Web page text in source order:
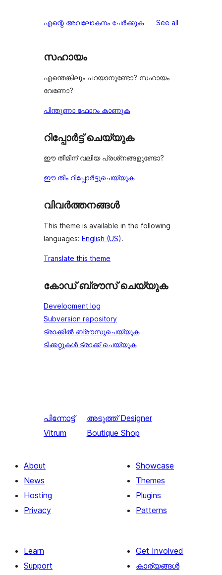
എന്റെ അവലോകനം ചേർക്കുക See all
സഹായം
എന്തെങ്കിലും പറയാനുണ്ടോ? സഹായം
വേണോ?
പിന്തുണാ ഫോറം കാണുക
റിപ്പോർട്ട് ചെയ്യുക
ഈ തീമിന് വലിയ പ്രശ്‌നങ്ങളുണ്ടോ?
ഈ തീം റിപ്പോർട്ടുചെയ്യുക
വിവർത്തനങ്ങൾ
This theme is available in the following
languages: English (US).
Translate this theme
കോഡ് ബ്രൗസ് ചെയ്യുക
Development log
Subversion repository
ട്രാക്കിൽ ബ്രൗസുചെയ്യുക
ടിക്കറ്റുകൾ ട്രാക്ക് ചെയ്യുക
പിന്നോട്ട്
Vitrum
അടുത്ത്Designer
Boutique Shop
About
News
Hosting
Privacy
Showcase
Themes
Plugins
Patterns
Learn
Support
Get Involved
കാര്യങ്ങള്‍